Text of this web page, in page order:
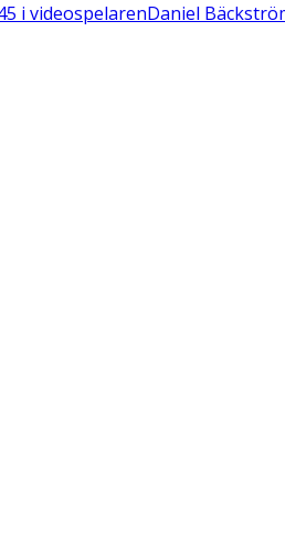
i videospelarenDaniel